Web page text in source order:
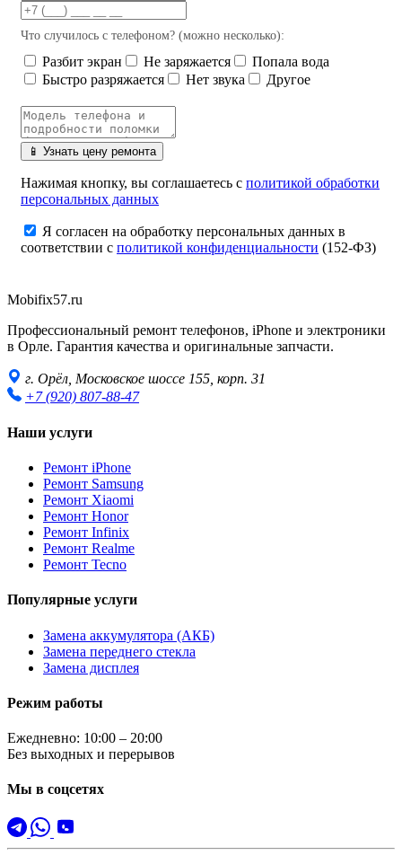
Что случилось с телефоном? (можно несколько):
Разбит экран Не заряжается
Попала вода
Быстро разряжается
Нет звука Другое
📱 Узнать цену ремонта
Нажимая кнопку, вы соглашаетесь с политикой обработки
персональных данных
Я согласен на обработку персональных данных в
соответствии с политикой конфиденциальности (152-ФЗ)
Mobifix57.ru
Профессиональный ремонт телефонов, iPhone и электроники
в Орле. Гарантия качества и оригинальные запчасти.
г. Орёл, Московское шоссе 155, корп. 31
+7 (920) 807-88-47
Наши услуги
Ремонт iPhone
Ремонт Samsung
Ремонт Xiaomi
Ремонт Honor
Ремонт Infinix
Ремонт Realme
Ремонт Tecno
Популярные услуги
Замена аккумулятора (АКБ)
Замена переднего стекла
Замена дисплея
Режим работы
Ежедневно: 10:00 – 20:00
Без выходных и перерывов
Мы в соцсетях